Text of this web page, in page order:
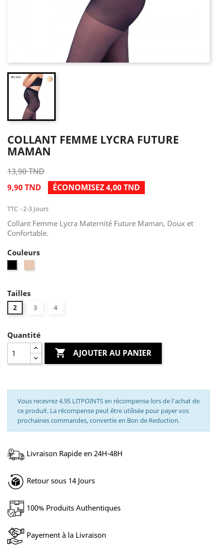
COLLANT FEMME LYCRA FUTURE
MAMAN
13,90 TND
9,90 TND
ÉCONOMISEZ 4,00 TND
TTC 2-3 Jours
Collant Femme Lycra Maternité Future Maman, Doux et
Confortable.
Couleurs
Tailles
2 3 4
Quantité
 AJOUTER AU PANIER
Vous recevrez 4.95 LITPOINTS en récompense lors de l'achat de
ce produit. La récompense peut être utilisée pour payer vos
prochaines commandes, convertie en Bon de Reduction.
Livraison Rapide en 24H-48H
Retour sous 14 Jours
100% Produits Authentiques
Payement à la Livraison